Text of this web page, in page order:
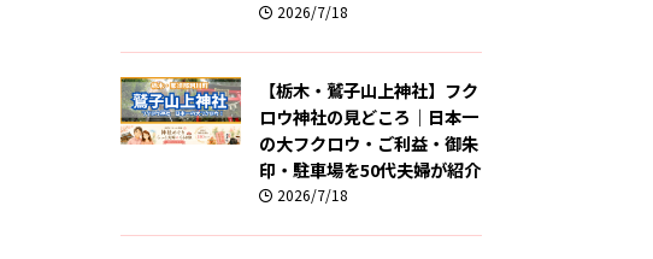
2026/7/18
【栃木・鷲子山上神社】フク
ロウ神社の見どころ｜日本一
の大フクロウ・ご利益・御朱
印・駐車場を50代夫婦が紹介
2026/7/18